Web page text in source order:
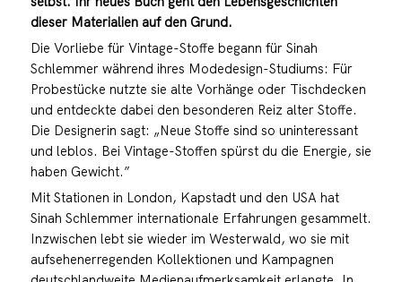
dieser Materialien auf den Grund.
Die Vorliebe für Vintage-Stoffe begann für Sinah
Schlemmer während ihres Modedesign-Studiums: Für
Probestücke nutzte sie alte Vorhänge oder Tischdecken
und entdeckte dabei den besonderen Reiz alter Stoffe.
Die Designerin sagt: „Neue Stoffe sind so uninteressant
und leblos. Bei Vintage-Stoffen spürst du die Energie, sie
haben Gewicht.”
Mit Stationen in London, Kapstadt und den USA hat
Sinah Schlemmer internationale Erfahrungen gesammelt.
Inzwischen lebt sie wieder im Westerwald, wo sie mit
aufsehenerregenden Kollektionen und Kampagnen